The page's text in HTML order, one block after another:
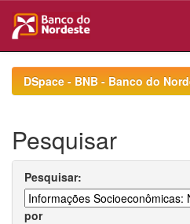
navigationDSpace - BNB - Banco do
Pesquisar
Pesquisar:
por